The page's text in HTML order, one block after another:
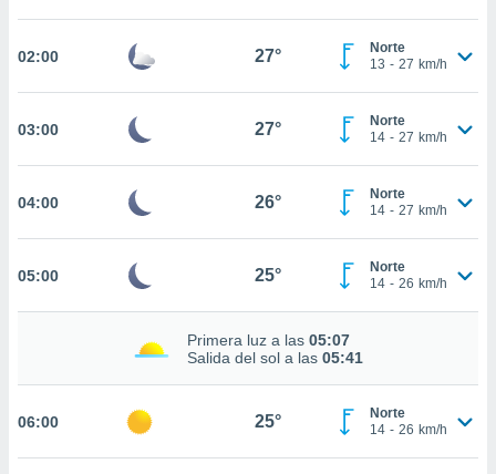
la
ya sean
en
ACEPTAR
02:00 27°
Norte
13 - 27 km/h
03:00 27°
Norte
14 - 27 km/h
04:00 26°
Norte
14 - 27 km/h
05:00 25°
Norte
14 - 26 km/h
Primera luz a las 05:07
Salida del sol a las 05:41
06:00 25°
Norte
14 - 26 km/h